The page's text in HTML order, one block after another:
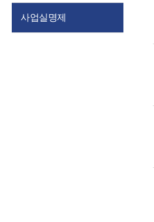
(레드휘슬)
불복구제절차
소송 및 소송대리인
현황
사업실명제